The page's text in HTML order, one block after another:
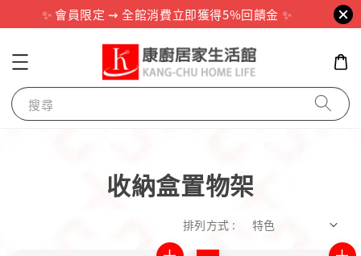
✨ 會員限定 ⇝ 全館消費立即獲得5%回饋金 ✨
搜尋
收納盒置物架
排列方式 :